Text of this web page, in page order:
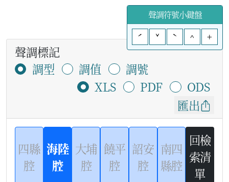
聲調符號小鍵盤
ˊ
ˇ ˋ ^ +
聲調標記
調型
調值
調號
XLS
PDF
ODS
匯出
四縣
腔
海陸
腔
大埔
腔
饒平
腔
詔安
腔
南四
縣腔
回檢
索清
單